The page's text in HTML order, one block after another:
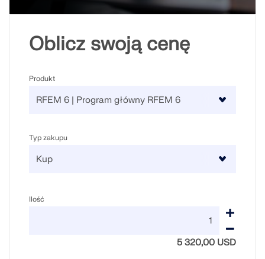
Oblicz swoją cenę
Produkt
Typ zakupu
Ilość
5 320,00 USD